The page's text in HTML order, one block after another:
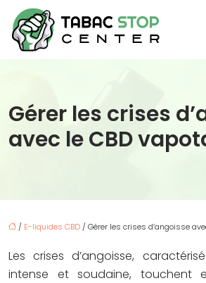
Gérer les crises
avec le CBD
/ E-liquides CBD / Gérer les crises d’angoisse
Les crises d’angoisse,
intense et soudaine, touchent